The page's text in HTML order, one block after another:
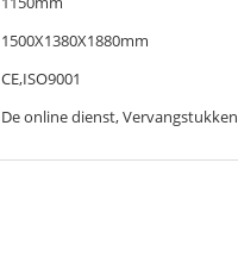
1500X1380X1880mm
CE,ISO9001
De online dienst, Vervangstukken